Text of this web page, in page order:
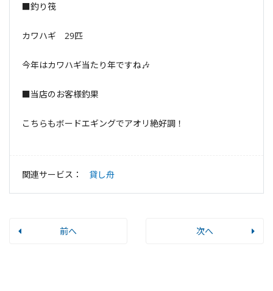
■釣り筏
カワハギ 29匹
今年はカワハギ当たり年ですね🎶
■当店のお客様釣果
こちらもボードエギングでアオリ絶好調！
関連サービス： 貸し舟
前へ 次へ